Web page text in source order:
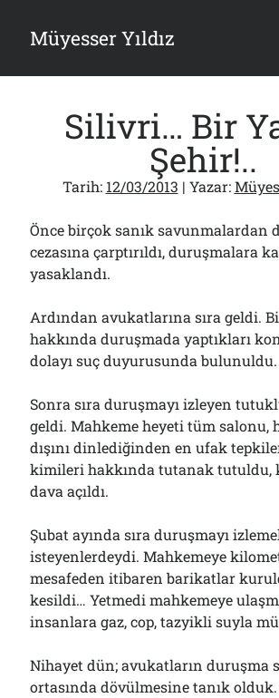
Müyesser Yıldız
Yan
Menü
Asırlık Devlete Bir Haftada Yeni Gömlek
09/08/2026
Gazi’den Milletvekillerine Kurşun Gibi Sözler!..
07/08/2026
Türkiye 2.0’a Gidiş!..
05/08/2026
15 Temmuz Soruları… Nasuh Mahruki’nin
03/08/2026
Teröristlere G……yle Güldürdünüz”
Arşivler
Silivri… Bir
Şehir!..
Tarih: 12/03/2013 | Yazar:
Önce birçok sanık savunmalardan
cezasına çarptırıldı, duruşmalara
yasaklandı.
Ardından avukatlarına sıra geldi.
hakkında duruşmada yaptıkları
dolayı suç duyurusunda bulunuldu.
Sonra sıra duruşmayı izleyen
geldi. Mahkeme heyeti tüm salonu,
dışını dinlediğinden en ufak
kimileri hakkında tutanak tutuldu,
dava açıldı.
Şubat ayında sıra duruşmayı
isteyenlerdeydi. Mahkemeye
mesafeden itibaren barikatlar
kesildi… Yetmedi mahkemeye
insanlara gaz, cop, tazyikli suyla
Nihayet dün; avukatların duruşma
ortasında dövülmesine tanık